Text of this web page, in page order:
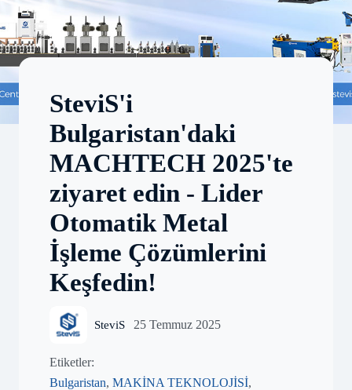
SteviS'i
Bulgaristan'daki
MACHTECH 2025'te
ziyaret edin - Lider
Otomatik Metal
İşleme Çözümlerini
Keşfedin!
SteviS 25 Temmuz 2025
Etiketler:
Bulgaristan,MAKİNA TEKNOLOJİSİ,